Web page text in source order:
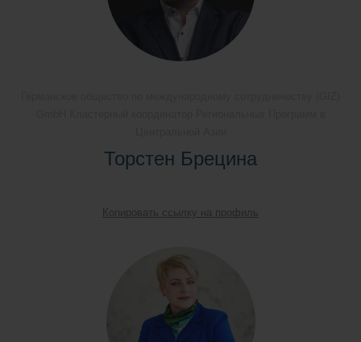
Торстен Брецина
Копировать ссылку на профиль